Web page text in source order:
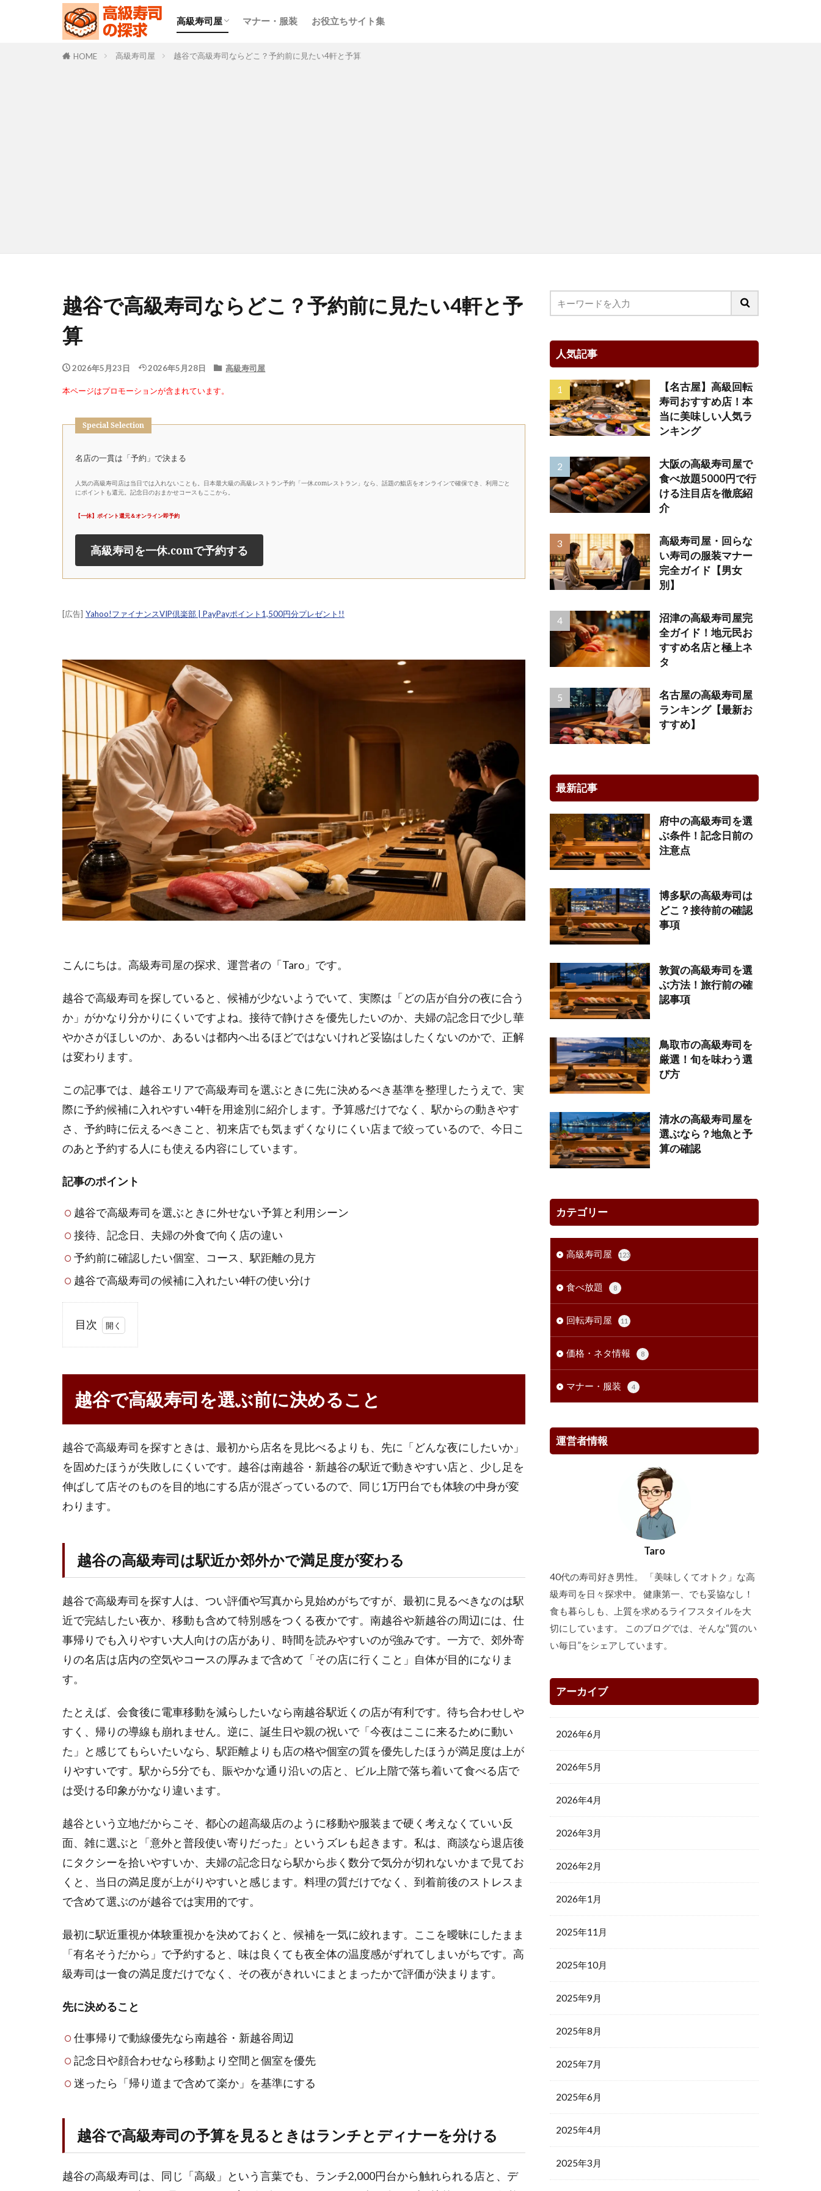
高級寿司屋 マナー・服装 お役立ちサイト集
HOME 高級寿司屋 越谷で高級寿司ならどこ？予約前に見たい4軒と予算
越谷で高級寿司ならどこ？予約前に見たい4軒と予
算
2026年5月23日 2026年5月28日 高級寿司屋
本ページはプロモーションが含まれています。
Special Selection
名店の一貫は「予約」で決まる
人気の高級寿司店は当日では入れないことも。日本最大級の高級レストラン予約「一休.comレストラン」なら、話題の鮨店をオンラインで確保でき、利用ごと
にポイントも還元。記念日のおまかせコースもここから。
【一休】ポイント還元＆オンライン即予約
高級寿司を一休.comで予約する
[広告] Yahoo!ファイナンスVIP倶楽部 | PayPayポイント1,500円分プレゼント!!
こんにちは。高級寿司屋の探求、運営者の「Taro」です。
越谷で高級寿司を探していると、候補が少ないようでいて、実際は「どの店が自分の夜に合う
か」がかなり分かりにくいですよね。接待で静けさを優先したいのか、夫婦の記念日で少し華
やかさがほしいのか、あるいは都内へ出るほどではないけれど妥協はしたくないのかで、正解
は変わります。
この記事では、越谷エリアで高級寿司を選ぶときに先に決めるべき基準を整理したうえで、実
際に予約候補に入れやすい4軒を用途別に紹介します。予算感だけでなく、駅からの動きやす
さ、予約時に伝えるべきこと、初来店でも気まずくなりにくい店まで絞っているので、今日こ
のあと予約する人にも使える内容にしています。
記事のポイント
越谷で高級寿司を選ぶときに外せない予算と利用シーン
接待、記念日、夫婦の外食で向く店の違い
予約前に確認したい個室、コース、駅距離の見方
越谷で高級寿司の候補に入れたい4軒の使い分け
目次
谷
高
司
選
ぶ
前
に
る
こ
1.1
越谷
の高
司は
外か
で満
足度
が変
1.2
級寿
司の
予算
ると
きは
チと
ディ
ナー
を分
1.3
の高
司で
個室
する
越谷で高級寿司を選ぶ前に決めること
越谷で高級寿司を探すときは、最初から店名を見比べるよりも、先に「どんな夜にしたいか」
を固めたほうが失敗しにくいです。越谷は南越谷・新越谷の駅近で動きやすい店と、少し足を
伸ばして店そのものを目的地にする店が混ざっているので、同じ1万円台でも体験の中身が変
わります。
越谷の高級寿司は駅近か郊外かで満足度が変わる
越谷で高級寿司を探す人は、つい評価や写真から見始めがちですが、最初に見るべきなのは駅
近で完結したい夜か、移動も含めて特別感をつくる夜かです。南越谷や新越谷の周辺には、仕
事帰りでも入りやすい大人向けの店があり、時間を読みやすいのが強みです。一方で、郊外寄
りの名店は店内の空気やコースの厚みまで含めて「その店に行くこと」自体が目的になりま
す。
たとえば、会食後に電車移動を減らしたいなら南越谷駅近くの店が有利です。待ち合わせしや
すく、帰りの導線も崩れません。逆に、誕生日や親の祝いで「今夜はここに来るために動い
た」と感じてもらいたいなら、駅距離よりも店の格や個室の質を優先したほうが満足度は上が
りやすいです。駅から5分でも、賑やかな通り沿いの店と、ビル上階で落ち着いて食べる店で
は受ける印象がかなり違います。
越谷という立地だからこそ、都心の超高級店のように移動や服装まで硬く考えなくていい反
面、雑に選ぶと「意外と普段使い寄りだった」というズレも起きます。私は、商談なら退店後
にタクシーを拾いやすいか、夫婦の記念日なら駅から歩く数分で気分が切れないかまで見てお
くと、当日の満足度が上がりやすいと感じます。料理の質だけでなく、到着前後のストレスま
で含めて選ぶのが越谷では実用的です。
最初に駅近重視か体験重視かを決めておくと、候補を一気に絞れます。ここを曖昧にしたまま
「有名そうだから」で予約すると、味は良くても夜全体の温度感がずれてしまいがちです。高
級寿司は一食の満足度だけでなく、その夜がきれいにまとまったかで評価が決まります。
先に決めること
仕事帰りで動線優先なら南越谷・新越谷周辺
記念日や顔合わせなら移動より空間と個室を優先
迷ったら「帰り道まで含めて楽か」を基準にする
越谷で高級寿司の予算を見るときはランチとディナーを分ける
越谷の高級寿司は、同じ「高級」という言葉でも、ランチ2,000円台から触れられる店と、デ
人気記事
【名古屋】高級回転
寿司おすすめ店！本
当に美味しい人気ラ
ンキング
大阪の高級寿司屋で
食べ放題5000円で行
ける注目店を徹底紹
介
高級寿司屋・回らな
い寿司の服装マナー
完全ガイド【男女
別】
沼津の高級寿司屋完
全ガイド！地元民お
すすめ名店と極上ネ
タ
名古屋の高級寿司屋
ランキング【最新お
すすめ】
最新記事
府中の高級寿司を選
ぶ条件！記念日前の
注意点
博多駅の高級寿司は
どこ？接待前の確認
事項
敦賀の高級寿司を選
ぶ方法！旅行前の確
認事項
鳥取市の高級寿司を
厳選！旬を味わう選
び方
清水の高級寿司屋を
選ぶなら？地魚と予
算の確認
カテゴリー
高級寿司屋 123
食べ放題 8
回転寿司屋 11
価格・ネタ情報 8
マナー・服装 4
運営者情報
Taro
40代の寿司好き男性。 「美味しくてオトク」な高
級寿司を日々探求中。 健康第一、でも妥協なし！
食も暮らしも、上質を求めるライフスタイルを大
切にしています。 このブログでは、そんな“質のい
い毎日”をシェアしています。
アーカイブ
2026年6月
2026年5月
2026年4月
2026年3月
2026年2月
2026年1月
2025年11月
2025年10月
2025年9月
2025年8月
2025年7月
2025年6月
2025年4月
2025年3月